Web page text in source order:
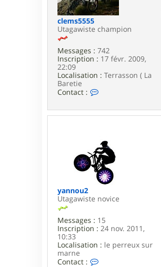
i
e
h
m
a
t
clems5555
Utagawiste champion
Messages : 742
Inscription : 17 févr. 2009,
22:09
Localisation : Terrasson ( La
Baretie
Contact :
t
t
e
r
c
l
e
s
5
5
yannou2
Utagawiste novice
Messages : 15
Inscription : 24 nov. 2011,
10:33
Localisation : le perreux sur
marne
Contact :